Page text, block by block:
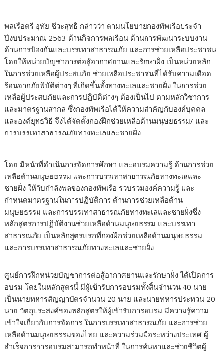
พลเรือตรี อุทัย ชีวะสุทธิ กล่าวว่า ตามนโยบายกองทัพเรือประจำ
ปีงบประมาณ 2563 ด้านกิจการพลเรือน ด้านการพัฒนาระบบงาน
ด้านการป้องกันและบรรเทาสาธารณภัย และการช่วยเหลือประชาชน
โดยให้หน่วยบัญชาการต่อสู้อากาศยานและรักษาฝั่ง เป็นหน่วยหลัก
ในการช่วยเหลือผู้ประสบภัย ช่วยเหลือประชาชนที่ได้รับความเดือด
ร้อนจากภัยพิบัติต่างๆ ที่เกิดขึ้นทั้งทางทะเลและชายฝั่ง ในการช่วย
เหลือผู้ประสบภัยและการปฏิบัติต่างๆ ต้องเป็นไป ตามหลักวิชาการ
และมาตรฐานสากล ซึ่งกองทัพเรือได้ให้ความสำคัญกับองค์บุคคล
และองค์ยุทธวิธี จึงได้จัดตั้งกองฝึกช่วยเหลือด้านมนุษยธรรม/ และ
การบรรเทาสาธารณภัยทางทะเลและชายฝั่ง
โดย มีหน้าที่ดำเนินการจัดการศึกษา และอบรมความรู้ ด้านการช่วย
เหลือด้านมนุษยธรรม และการบรรเทาสาธารณภัยทางทะเลและ
ชายฝั่ง ให้กับกำลังพลของกองทัพเรือ รวบรวมองค์ความรู้ และ
กำหนดมาตรฐานในการปฏิบัติการ ด้านการช่วยเหลือด้าน
มนุษยธรรม และการบรรเทาสาธารณภัยทางทะเลและชายฝั่งซึ่ง
หลักสูตรการปฏิบัติงานช่วยเหลือด้านมนุษยธรรม และบรรเทา
สาธารณภัย เป็นหลักสูตรแรกที่กองฝึกช่วยเหลือด้านมนุษยธรรม
และการบรรเทาสาธารณภัยทางทะเลและชายฝั่ง
ศูนย์การฝึกหน่วยบัญชาการต่อสู้อากาศยานและรักษาฝั่ง ได้เปิดการ
อบรม โดยในหลักสูตรนี้ มีผู้เข้ารับการอบรมทั้งสิ้นจำนวน 40 นาย
เป็นนายทหารสัญญาบัตรจำนวน 20 นาย และนายทหารประทวน 20
นาย วัตถุประสงค์ของหลักสูตรให้ผู้เข้ารับการอบรม มีความรู้ความ
เข้าใจเกี่ยวกับการจัดการ ในการบรรเทาสาธารณภัย และการช่วย
เหลือด้านมนุษยธรรมของไทย และความร่วมมือระหว่างประเทศ ผู้
สำเร็จการการอบรมสามารถทำหน้าที่ ในการค้นหาและช่วยชีวิตผู้